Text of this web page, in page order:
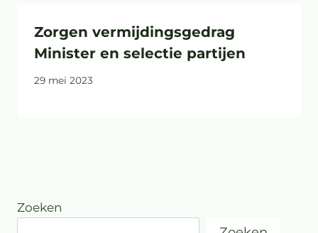
Zorgen vermijdingsgedrag
Minister en selectie partijen
29 mei 2023
Zoeken